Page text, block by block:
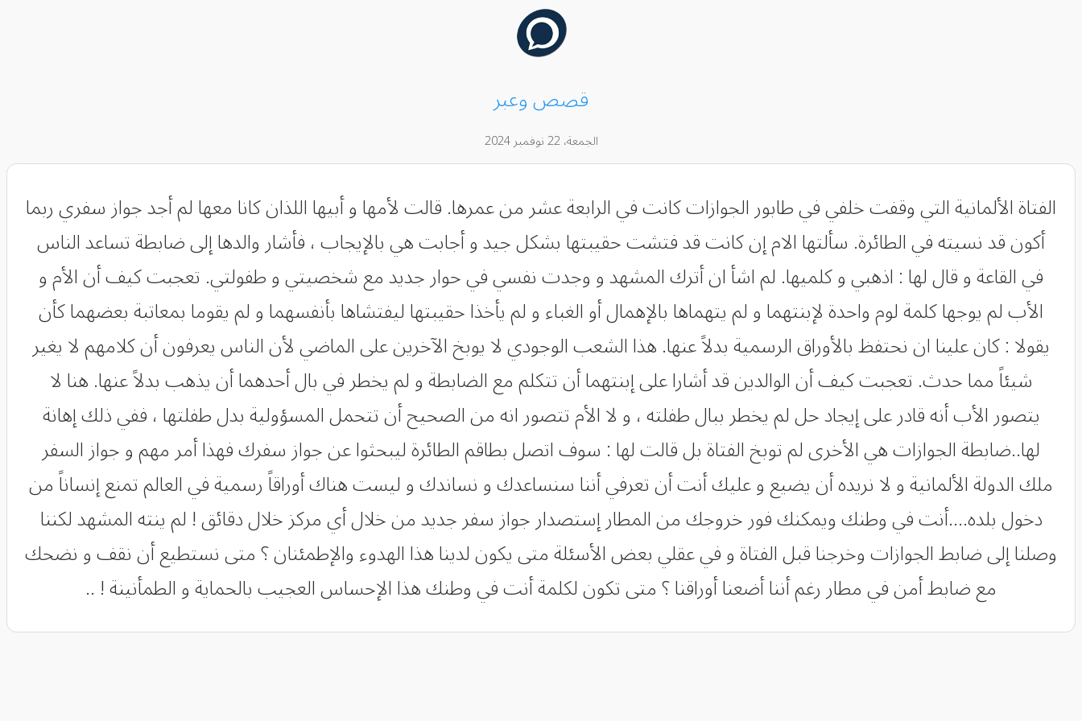
قصص وعبر
الجمعة، 22 نوفمبر 2024
الفتاة الألمانية التي وقفت خلفي في طابور الجوازات كانت في الرابعة عشر من عمرها. قالت لأمها و أبيها اللذان كانا معها لم أجد جواز سفري ربما
أكون قد نسيته في الطائرة. سألتها الام إن كانت قد فتشت حقيبتها بشكل جيد و أجابت هي بالإيجاب ، فأشار والدها إلى ضابطة تساعد الناس
في القاعة و قال لها : اذهبي و كلميها. لم اشأ ان أترك المشهد و وجدت نفسي في حوار جديد مع شخصيتي و طفولتي. تعجبت كيف أن الأم و
الأب لم يوجها كلمة لوم واحدة لإبنتهما و لم يتهماها بالإهمال أو الغباء و لم يأخذا حقيبتها ليفتشاها بأنفسهما و لم يقوما بمعاتبة بعضهما كأن
يقولا : كان علينا ان نحتفظ بالأوراق الرسمية بدلاً عنها. هذا الشعب الوجودي لا يوبخ الآخرين على الماضي لأن الناس يعرفون أن كلامهم لا يغير
شيئاً مما حدث. تعجبت كيف أن الوالدين قد أشارا على إبنتهما أن تتكلم مع الضابطة و لم يخطر في بال أحدهما أن يذهب بدلاً عنها. هنا لا
يتصور الأب أنه قادر على إيجاد حل لم يخطر ببال طفلته ، و لا الأم تتصور انه من الصحيح أن تتحمل المسؤولية بدل طفلتها ، ففي ذلك إهانة
لها..ضابطة الجوازات هي الأخرى لم توبخ الفتاة بل قالت لها : سوف اتصل بطاقم الطائرة ليبحثوا عن جواز سفرك فهذا أمر مهم و جواز السفر
ملك الدولة الألمانية و لا نريده أن يضيع و عليك أنت أن تعرفي أننا سنساعدك و نساندك و ليست هناك أوراقاً رسمية في العالم تمنع إنساناً من
دخول بلده....أنت في وطنك ويمكنك فور خروجك من المطار إستصدار جواز سفر جديد من خلال أي مركز خلال دقائق ! لم ينته المشهد لكننا
وصلنا إلى ضابط الجوازات وخرجنا قبل الفتاة و في عقلي بعض الأسئلة متى يكون لدينا هذا الهدوء والإطمئنان ؟ متى نستطيع أن نقف و نضحك
مع ضابط أمن في مطار رغم أننا أضعنا أوراقنا ؟ متى تكون لكلمة أنت في وطنك هذا الإحساس العجيب بالحماية و الطمأنينة ! ..